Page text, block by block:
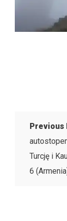
Previous
Turcję i
6